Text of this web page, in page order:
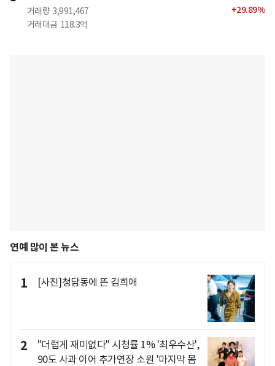
거래량 3,991,467
거래대금 118.3억
+29.89%
연예 많이 본 뉴스
1 [사진]청담동에 뜬 김희애
2
"더럽게 재미없다" 시청률 1% '최우수산',
90도 사과 이어 추가연장 소원 '마지막 몸